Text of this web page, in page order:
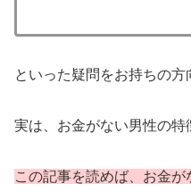
といった疑問をお持ちの方
実は、お金がない男性の特
この記事を読めば、お金